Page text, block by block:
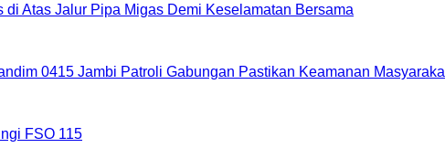
Atas Jalur Pipa Migas Demi Keselamatan Bersama
0415 Jambi Patroli Gabungan Pastikan Keamanan Masyaraka
FSO 115